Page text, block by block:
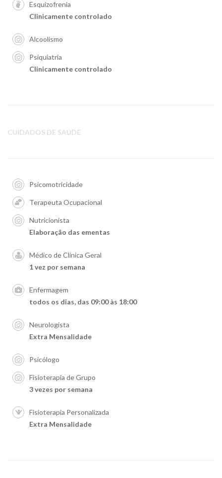
Esquizofrenia
Clinicamente controlado
Alcoolismo
Psiquiatria
Clinicamente controlado
CUIDADOS DE SAÚDE
Psicomotricidade
Terapeuta Ocupacional
Nutricionista
Elaboração das ementas
Médico de Clínica Geral
1 vez por semana
Enfermagem
todos os dias, das 09:00 às 18:00
Neurologista
Extra Mensalidade
Psicólogo
Fisioterapia de Grupo
3 vezes por semana
Fisioterapia Personalizada
Extra Mensalidade